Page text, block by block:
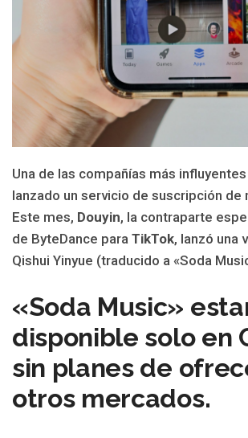
Una de las compañías más
lanzado un servicio de suscripción de
Este mes, Douyin, la contraparte
de ByteDance para TikTok, lanzó una
Qishui Yinyue (traducido a «Soda
«Soda Music»
disponible solo en
sin planes de
otros mercados.